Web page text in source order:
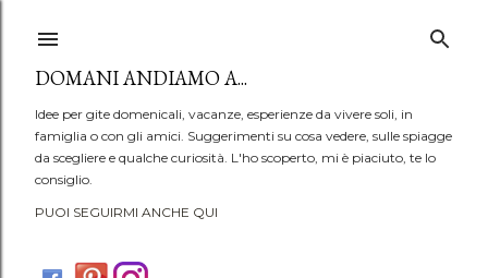
DOMANI ANDIAMO A...
Idee per gite domenicali, vacanze, esperienze da vivere soli, in
famiglia o con gli amici. Suggerimenti su cosa vedere, sulle spiagge
da scegliere e qualche curiosità. L'ho scoperto, mi è piaciuto, te lo
consiglio.
PUOI SEGUIRMI ANCHE QUI